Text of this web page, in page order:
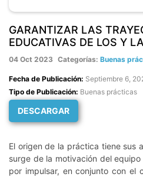
GARANTIZAR LAS
EDUCATIVAS DE LOS Y
04 Oct 2023 Categorías: Buenas
Fecha de Publicación: Septiembre 6,
Tipo de Publicación: Buenas prácticas
DESCARGAR
El origen de la práctica tiene sus
surge de la motivación del
por impulsar, en conjunto con el